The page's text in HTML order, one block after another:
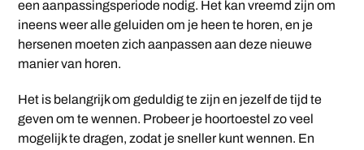
een aanpassingsperiode nodig. Het kan vreemd zijn om
ineens weer alle geluiden om je heen te horen, en je
hersenen moeten zich aanpassen aan deze nieuwe
manier van horen.
Het is belangrijk om geduldig te zijn en jezelf de tijd te
geven om te wennen. Probeer je hoortoestel zo veel
mogelijk te dragen, zodat je sneller kunt wennen. En